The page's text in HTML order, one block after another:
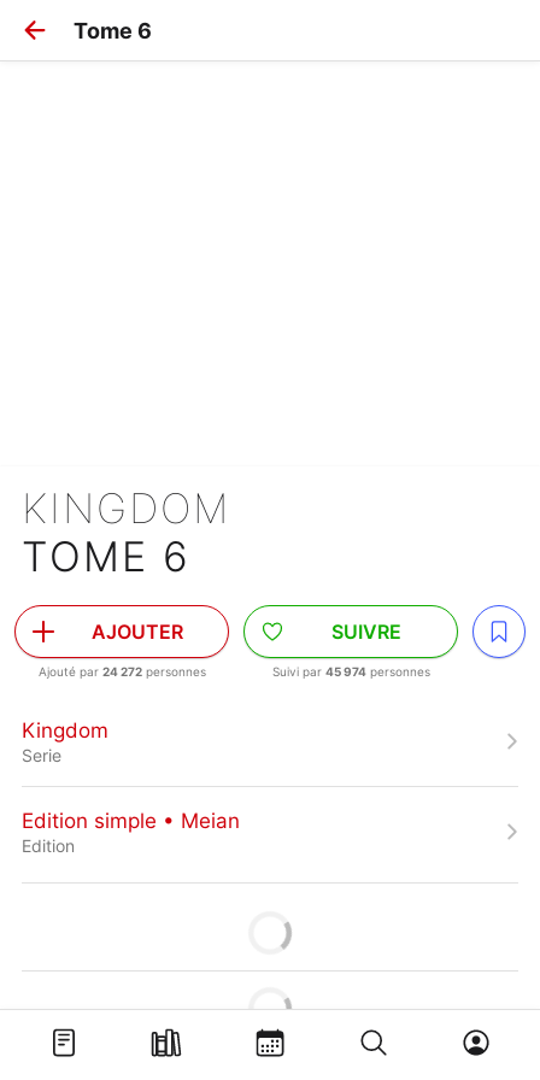
Tome 6
KINGDOM
TOME 6
AJOUTER
Ajouté par 24 272personnes
SUIVRE
Suivi par 45 974personnes
Kingdom
Serie
Edition simple • Meian
Edition